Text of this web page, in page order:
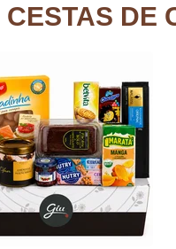
CESTAS DE